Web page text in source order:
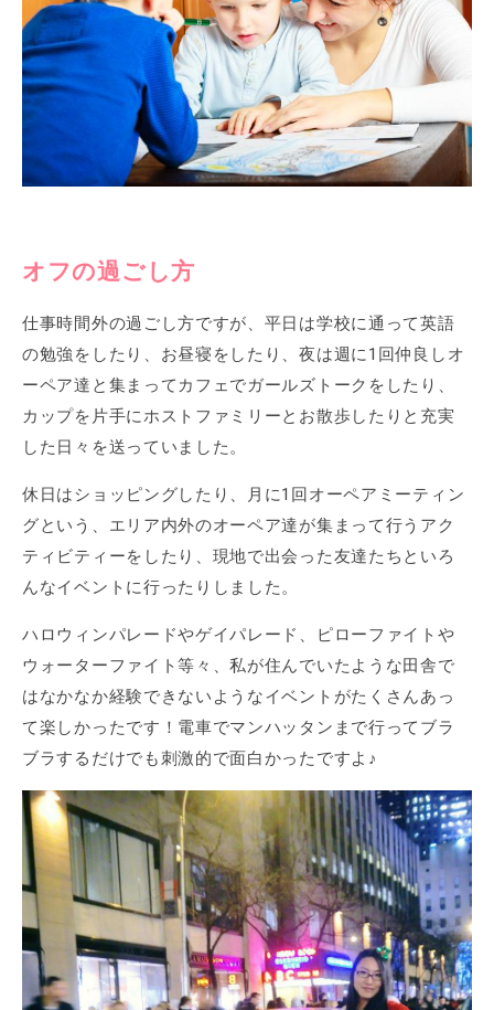
オフの過ごし方
仕事時間外の過ごし方ですが、平日は学校に通って英語
の勉強をしたり、お昼寝をしたり、夜は週に1回仲良しオ
ーペア達と集まってカフェでガールズトークをしたり、
カップを片手にホストファミリーとお散歩したりと充実
した日々を送っていました。
休日はショッピングしたり、月に1回オーペアミーティン
グという、エリア内外のオーペア達が集まって行うアク
ティビティーをしたり、現地で出会った友達たちといろ
んなイベントに行ったりしました。
ハロウィンパレードやゲイパレード、ピローファイトや
ウォーターファイト等々、私が住んでいたような田舎で
はなかなか経験できないようなイベントがたくさんあっ
て楽しかったです！電車でマンハッタンまで行ってブラ
ブラするだけでも刺激的で面白かったですよ♪